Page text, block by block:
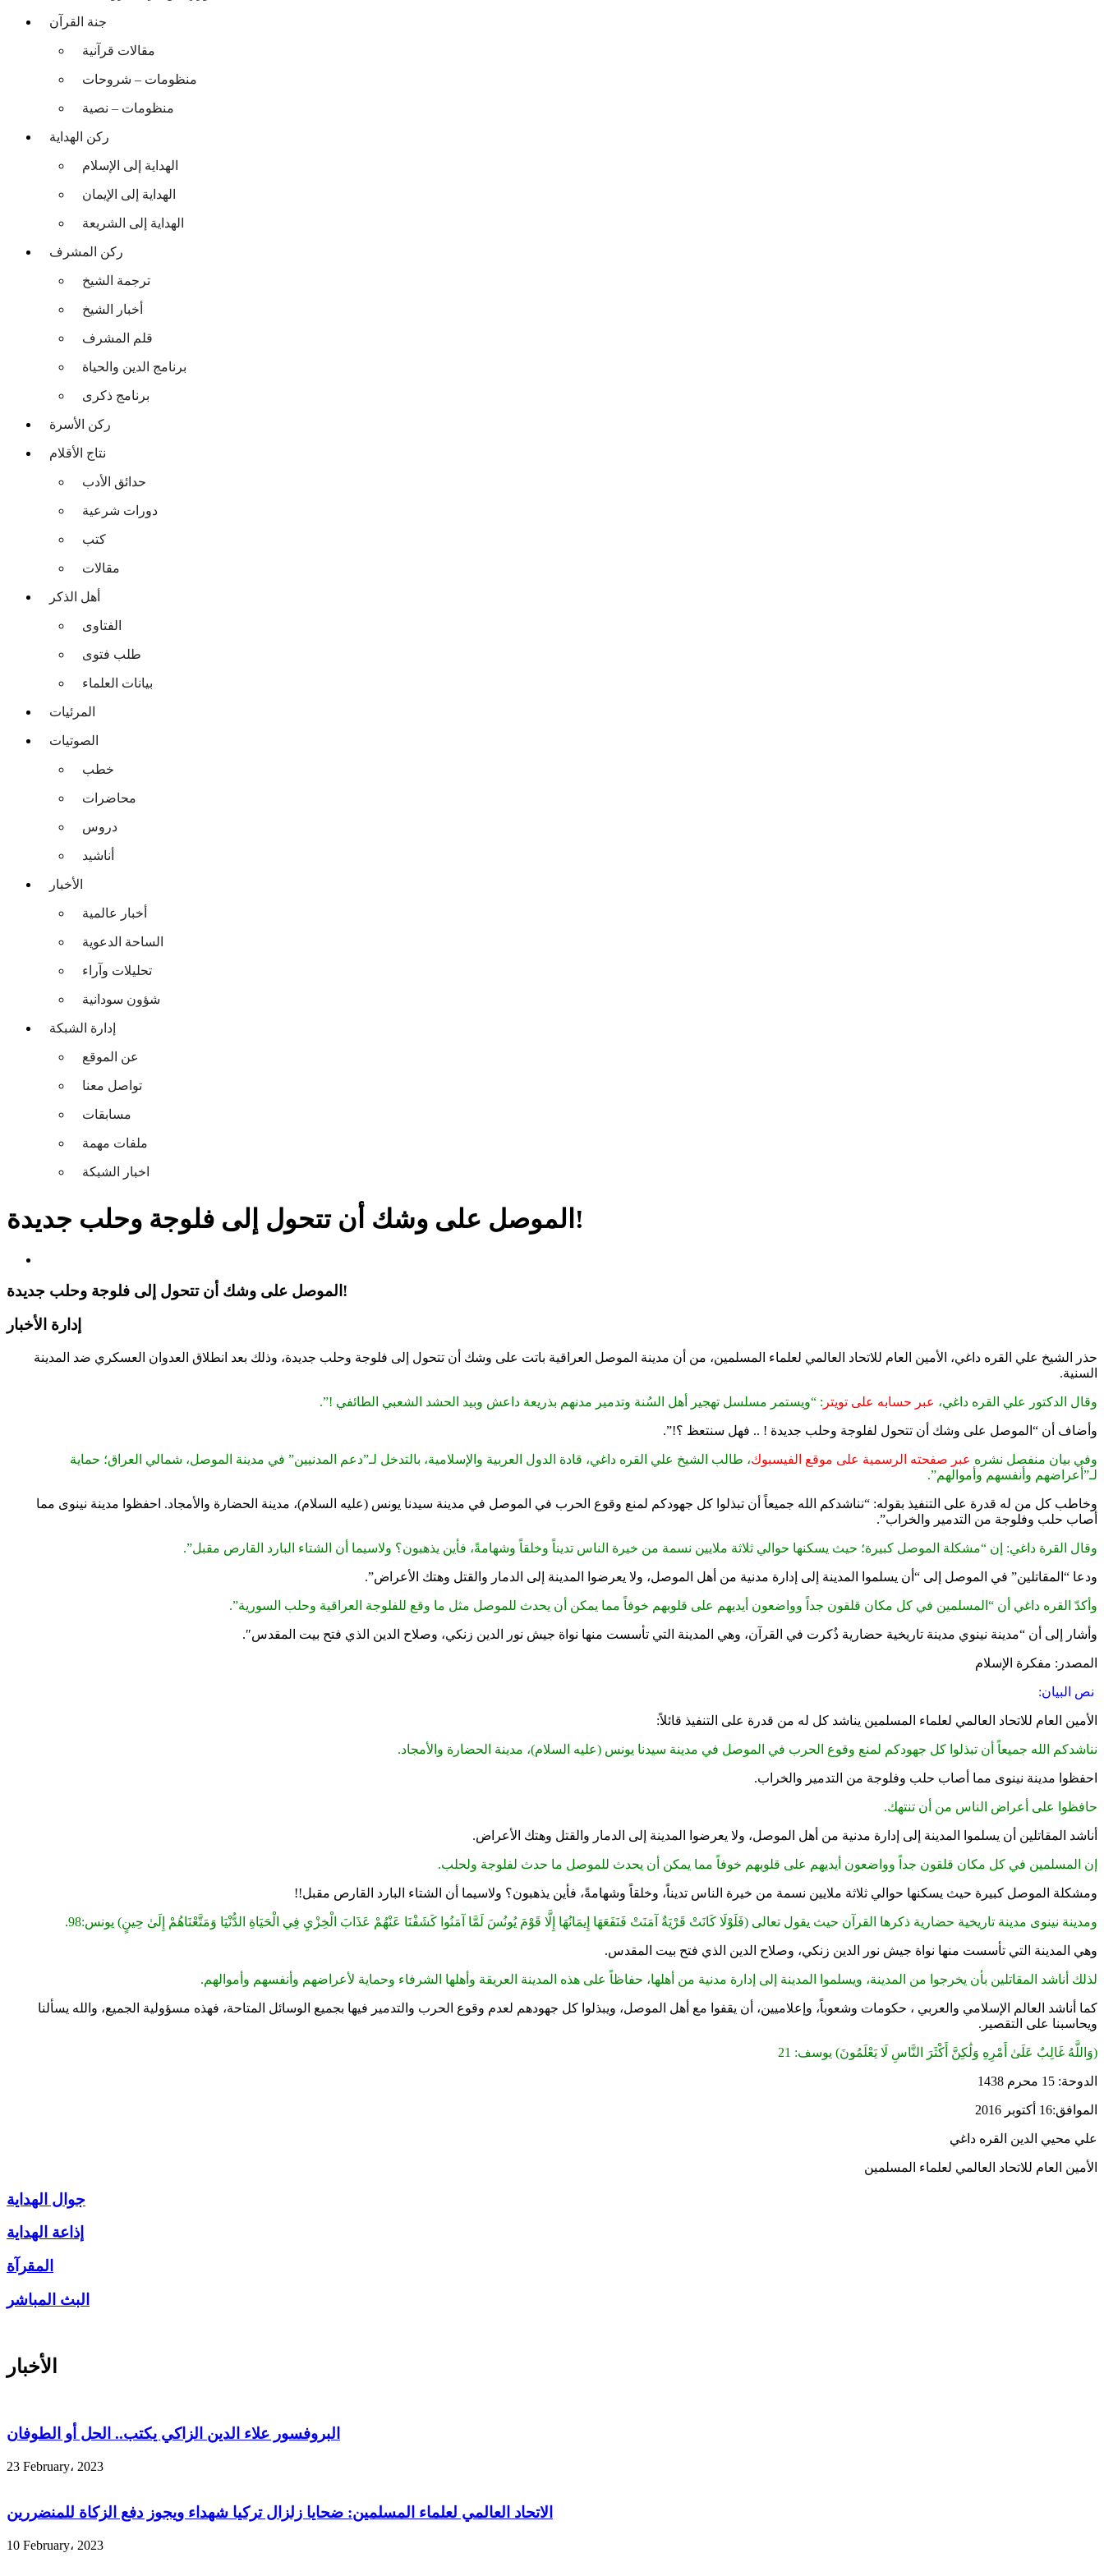
جنة القرآن
مقالات قرآنية
منظومات – شروحات
منظومات – نصية
ركن الهداية
الهداية إلى الإسلام
الهداية إلى الإيمان
الهداية إلى الشريعة
ركن المشرف
ترجمة الشيخ
أخبار الشيخ
قلم المشرف
برنامج الدين والحياة
برنامج ذكرى
ركن الأسرة
نتاج الأقلام
حدائق الأدب
دورات شرعية
كتب
مقالات
أهل الذكر
الفتاوى
طلب فتوى
بيانات العلماء
المرئيات
الصوتيات
خطب
محاضرات
دروس
أناشيد
الأخبار
أخبار عالمية
الساحة الدعوية
تحليلات وآراء
شؤون سودانية
إدارة الشبكة
عن الموقع
تواصل معنا
مسابقات
ملفات مهمة
اخبار الشبكة
الموصل على وشك أن تتحول إلى فلوجة وحلب جديدة!
الموصل على وشك أن تتحول إلى فلوجة وحلب جديدة!
إدارة الأخبار
حذر الشيخ علي القره داغي، الأمين العام للاتحاد العالمي لعلماء المسلمين، من أن مدينة الموصل العراقية باتت على وشك أن تتحول إلى فلوجة وحلب جديدة، وذلك بعد انطلاق العدوان العسكري ضد المدينة
السنية.
وقال الدكتور علي القره داغي، عبر حسابه على تويتر : “ويستمر مسلسل تهجير أهل السُنة وتدمير مدنهم بذريعة داعش وبيد الحشد الشعبي الطائفي !”.
وأضاف أن “الموصل على وشك أن تتحول لفلوجة وحلب جديدة ! .. فهل سنتعظ ؟!”.
وفي بيان منفصل نشره عبر صفحته الرسمية على موقع الفيسبوك، طالب الشيخ علي القره داغي، قادة الدول العربية والإسلامية، بالتدخل لـ”دعم المدنيين” في مدينة الموصل، شمالي العراق؛ حماية
لـ”أعراضهم وأنفسهم وأموالهم”.
وخاطب كل من له قدرة على التنفيذ بقوله: “نناشدكم الله جميعاً أن تبذلوا كل جهودكم لمنع وقوع الحرب في الموصل في مدينة سيدنا يونس (عليه السلام)، مدينة الحضارة والأمجاد. احفظوا مدينة نينوى مما
أصاب حلب وفلوجة من التدمير والخراب”.
وقال القرة داغي: إن “مشكلة الموصل كبيرة؛ حيث يسكنها حوالي ثلاثة ملايين نسمة من خيرة الناس تديناً وخلقاً وشهامةً، فأين يذهبون؟ ولاسيما أن الشتاء البارد القارص مقبل”.
ودعا “المقاتلين” في الموصل إلى “أن يسلموا المدينة إلى إدارة مدنية من أهل الموصل، ولا يعرضوا المدينة إلى الدمار والقتل وهتك الأعراض”.
وأكدّ القره داغي أن “المسلمين في كل مكان قلقون جداً وواضعون أيديهم على قلوبهم خوفاً مما يمكن أن يحدث للموصل مثل ما وقع للفلوجة العراقية وحلب السورية”.
وأشار إلى أن “مدينة نينوي مدينة تاريخية حضارية ذُكرت في القرآن، وهي المدينة التي تأسست منها نواة جيش نور الدين زنكي، وصلاح الدين الذي فتح بيت المقدس″.
المصدر: مفكرة الإسلام
نص البيان:
الأمين العام للاتحاد العالمي لعلماء المسلمين يناشد كل له من قدرة على التنفيذ قائلاً:
نناشدكم الله جميعاً أن تبذلوا كل جهودكم لمنع وقوع الحرب في الموصل في مدينة سيدنا يونس (عليه السلام)، مدينة الحضارة والأمجاد.
احفظوا مدينة نينوى مما أصاب حلب وفلوجة من التدمير والخراب.
حافظوا على أعراض الناس من أن تنتهك.
أناشد المقاتلين أن يسلموا المدينة إلى إدارة مدنية من أهل الموصل، ولا يعرضوا المدينة إلى الدمار والقتل وهتك الأعراض.
إن المسلمين في كل مكان قلقون جداً وواضعون أيديهم على قلوبهم خوفاً مما يمكن أن يحدث للموصل ما حدث لفلوجة ولحلب.
ومشكلة الموصل كبيرة حيث يسكنها حوالي ثلاثة ملايين نسمة من خيرة الناس تديناً، وخلقاً وشهامةً، فأين يذهبون؟ ولاسيما أن الشتاء البارد القارص مقبل!!
ومدينة نينوى مدينة تاريخية حضارية ذكرها القرآن حيث يقول تعالى (فَلَوْلَا كَانَتْ قَرْيَةٌ آمَنَتْ فَنَفَعَهَا إِيمَانُهَا إِلَّا قَوْمَ يُونُسَ لَمَّا آمَنُوا كَشَفْنَا عَنْهُمْ عَذَابَ الْخِزْيِ فِي الْحَيَاةِ الدُّنْيَا وَمَتَّعْنَاهُمْ إِلَىٰ حِينٍ) يونس:98.
وهي المدينة التي تأسست منها نواة جيش نور الدين زنكي، وصلاح الدين الذي فتح بيت المقدس.
لذلك أناشد المقاتلين بأن يخرجوا من المدينة، ويسلموا المدينة إلى إدارة مدنية من أهلها، حفاظاً على هذه المدينة العريقة وأهلها الشرفاء وحماية لأعراضهم وأنفسهم وأموالهم.
كما أناشد العالم الإسلامي والعربي ، حكومات وشعوباً، وإعلاميين، أن يقفوا مع أهل الموصل، ويبذلوا كل جهودهم لعدم وقوع الحرب والتدمير فيها بجميع الوسائل المتاحة، فهذه مسؤولية الجميع، والله يسألنا
ويحاسبنا على التقصير.
(وَاللَّهُ غَالِبٌ عَلَىٰ أَمْرِهِ وَلَٰكِنَّ أَكْثَرَ النَّاسِ لَا يَعْلَمُونَ) يوسف: 21
الدوحة: 15 محرم 1438
الموافق:16 أكتوبر 2016
علي محيي الدين القره داغي
الأمين العام للاتحاد العالمي لعلماء المسلمين
جوال الهداية
إذاعة الهداية
المقرآة
البث المباشر
الأخبار
البروفسور علاء الدين الزاكي يكتب.. الحل أو الطوفان
23 February، 2023
الاتحاد العالمي لعلماء المسلمين: ضحايا زلزال تركيا شهداء ويجوز دفع الزكاة للمنضررين
10 February، 2023